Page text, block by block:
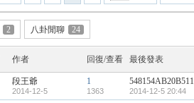
2 八卦閒聊 24
作者 回復/查看 最後發表
段王爺
2014-12-5
1
1363
548154AB20B511
2014-12-5 20:44